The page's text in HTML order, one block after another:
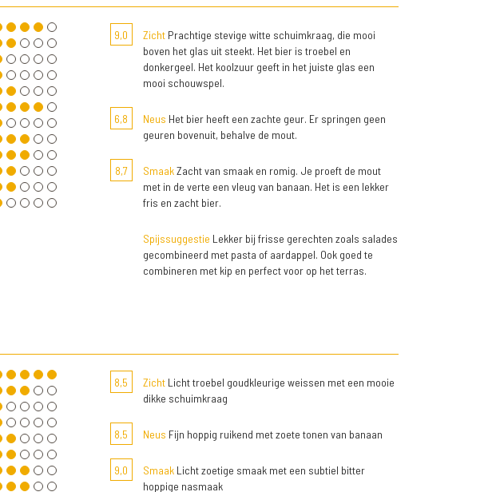
9,0 ZichtPrachtige stevige witte schuimkraag, die mooi
boven het glas uit steekt. Het bier is troebel en
donkergeel. Het koolzuur geeft in het juiste glas een
mooi schouwspel.
6,8 Neus Het bier heeft een zachte geur. Er springen geen
geuren bovenuit, behalve de mout.
8,7 SmaakZacht van smaak en romig. Je proeft de mout
met in de verte een vleug van banaan. Het is een lekker
fris en zacht bier.
Spijssuggestie Lekker bij frisse gerechten zoals salades
gecombineerd met pasta of aardappel. Ook goed te
combineren met kip en perfect voor op het terras.
8,5 ZichtLicht troebel goudkleurige weissen met een mooie
dikke schuimkraag
8,5 Neus Fijn hoppig ruikend met zoete tonen van banaan
9,0 SmaakLicht zoetige smaak met een subtiel bitter
hoppige nasmaak